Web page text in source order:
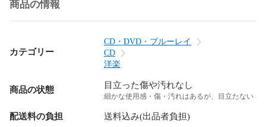
商品の情報
カテゴリー
CD・DVD・ブルーレイ
CD
洋楽
商品の状態 目立った傷や汚れなし
細かな使用感・傷・汚れはあるが、目立たない
配送料の負担 送料込み(出品者負担)